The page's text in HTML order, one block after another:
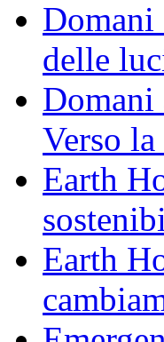
Domani
delle
Domani
Verso
Earth
Earth